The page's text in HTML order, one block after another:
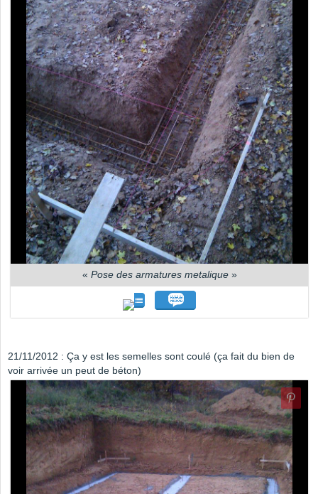
« Pose des armatures metalique»
21/11/2012 : Ça y est les semelles sont coulé (ça fait du bien de
voir arrivée un peut de béton)